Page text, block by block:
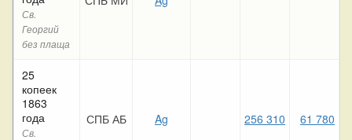
Св.
Георгий
без плаща
25
копеек
1863
года
Св.
СПБ АБ Ag 256 310 61 780